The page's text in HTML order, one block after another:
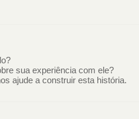
sua experiência com ele?
ajude a construir esta história.